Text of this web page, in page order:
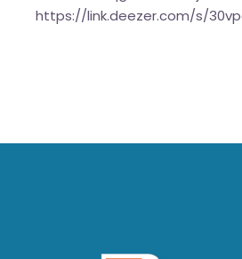
https://link.deezer.com/s/